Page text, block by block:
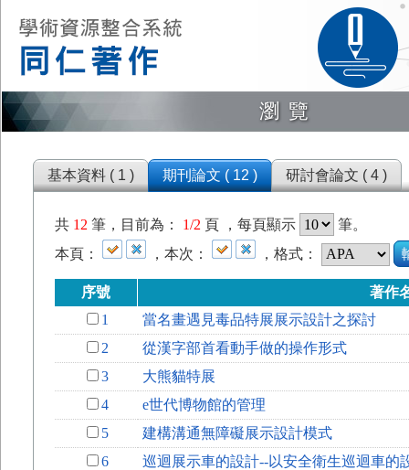
瀏覽
基本資料 ( 1 ) 期刊論文 ( 12 ) 研討會論文 ( 4 )
共 12 筆，目前為： 1/2 頁 ，每頁顯示
筆。
本頁：
，本次： ，格式：
序號
著作
1
當名畫遇見毒品特展展示設計之探討
2
從漢字部首看動手做的操作形式
3
大熊貓特展
4
e世代博物館的管理
5
建構溝通無障礙展示設計模式
6
巡迴展示車的設計--以安全衛生巡迴車的